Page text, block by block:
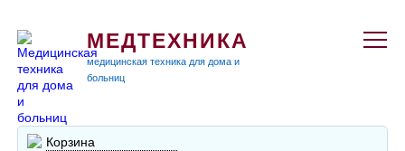
МЕДТЕХНИКА
медицинская техника для дома и
больниц
Корзина